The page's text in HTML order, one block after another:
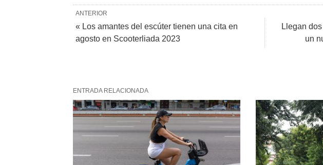
Llegan
un
ANTERIOR
« Los amantes del escúter tienen una cita en
agosto en Scooterliada 2023
ENTRADA RELACIONADA